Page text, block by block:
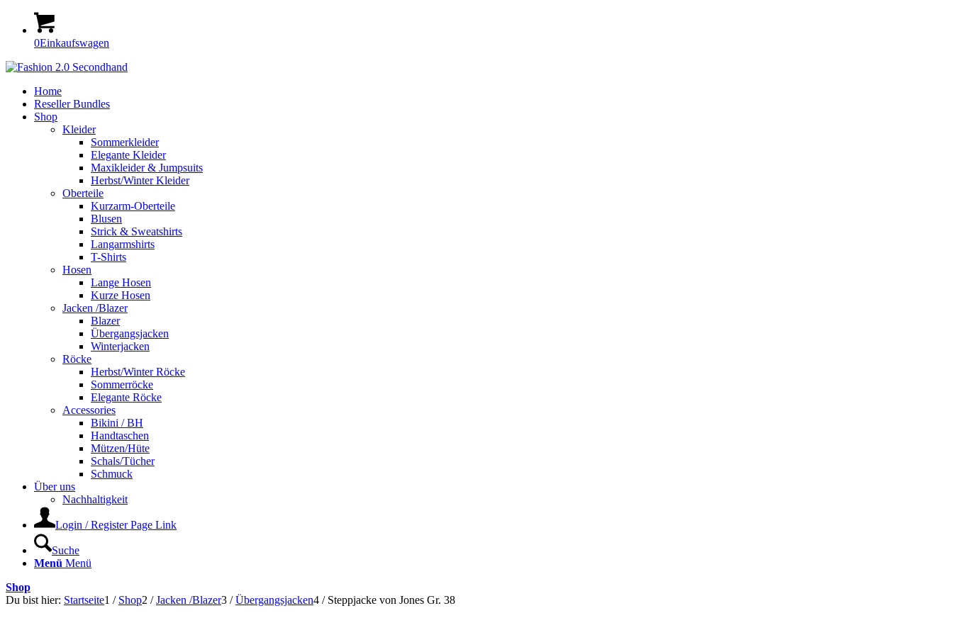
0Einkaufswagen
Home
Reseller Bundles
Shop
Kleider
Sommerkleider
Elegante Kleider
Maxikleider & Jumpsuits
Herbst/Winter Kleider
Oberteile
Kurzarm-Oberteile
Blusen
Strick & Sweatshirts
Langarmshirts
T-Shirts
Hosen
Lange Hosen
Kurze Hosen
Jacken /Blazer
Blazer
Übergangsjacken
Winterjacken
Röcke
Herbst/Winter Röcke
Sommerröcke
Elegante Röcke
Accessories
Bikini / BH
Handtaschen
Mützen/Hüte
Schals/Tücher
Schmuck
Über uns
Nachhaltigkeit
Login / Register Page Link
Suche
Menü Menü
Shop
Du bist hier: Startseite1 / Shop2 / Jacken /Blazer3 / Übergangsjacken4 / Steppjacke von Jones Gr. 38